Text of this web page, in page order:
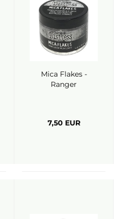
Mica Flakes -
Ranger
7,50 EUR